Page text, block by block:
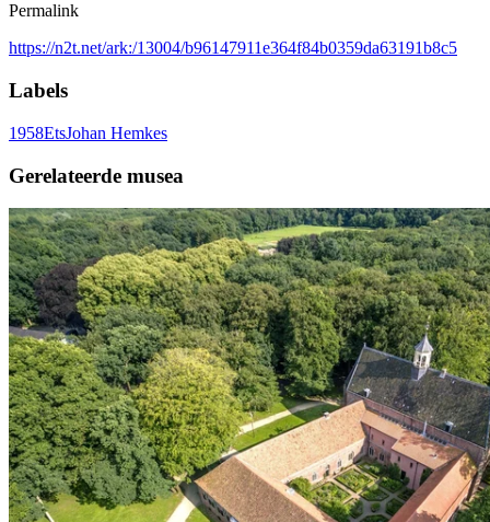
Permalink
https://n2t.net/ark:/13004/b96147911e364f84b0359da63191b8c5
Labels
1958EtsJohan Hemkes
Gerelateerde musea